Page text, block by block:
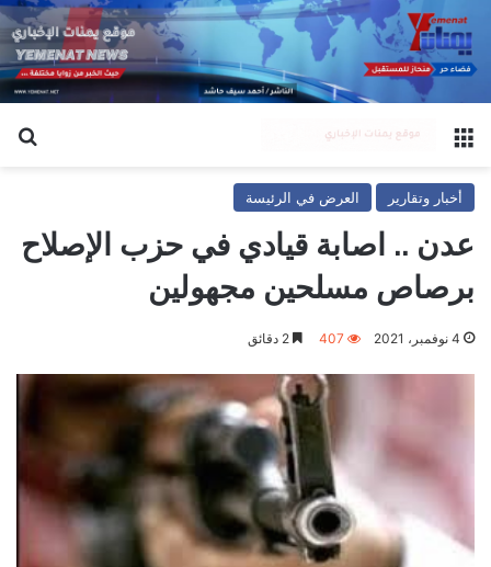
القائمة
أخبار وتقارير العرض في الرئيسة
عدن .. اصابة قيادي في حزب الإصلاح
برصاص مسلحين مجهولين
4 نوفمبر، 2021 407